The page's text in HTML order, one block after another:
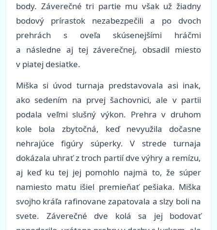
body. Záverečné tri partie mu však už žiadny
bodový prírastok nezabezpečili a po dvoch
prehrách s oveľa skúsenejšími hráčmi
a následne aj tej záverečnej, obsadil miesto
v piatej desiatke.
Miška si úvod turnaja predstavovala asi inak,
ako sedením na prvej šachovnici, ale v partii
podala veľmi slušný výkon. Prehra v druhom
kole bola zbytočná, keď nevyužila dočasne
nehrajúce figúry súperky. V strede turnaja
dokázala uhrať z troch partií dve výhry a remízu,
aj keď ku tej jej pomohlo najmä to, že súper
namiesto matu išiel premieňať pešiaka. Miška
svojho kráľa rafinovane zapatovala a slzy boli na
svete. Záverečné dve kolá sa jej bodovať